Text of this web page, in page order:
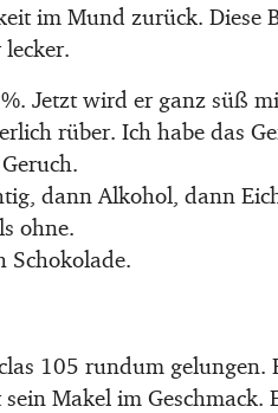
im Mund zurück. Diese
Jetzt wird er ganz süß
rüber. Ich habe das
dann Alkohol, dann
ohne.
Schokolade.
105 rundum gelungen.
Makel im Geschmack.